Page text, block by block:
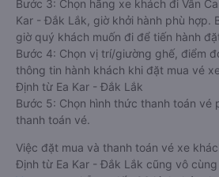
Định giúp cho du khách có đa dạng sự
thể là một điều bất lợi làm cho hàng
chọn nhà xe nào là phù hợp với mình.
bảo giữ chỗ, có được chỗ ngồi yêu
Vân Canh - Bình Định từ Ea Kar - Đắk
khách hàng sau khi đặt trực tiếp vẫn
100%.
các nhà xe đi, được đảm bảo quyền
nhiều ưu đãi giảm giá vé xe khách Ea